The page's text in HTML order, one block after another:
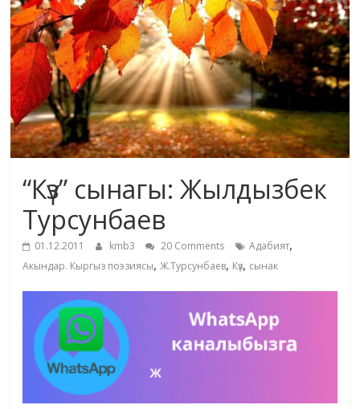
маданияты
жана
адабияты
“Күз” сынагы: Жылдызбек
Турсунбаев
01.12.2011 kmb3 20 Comments Адабият,
Акындар. Кыргыз поэзиясы,Ж.Турсунбаев, Күз, сынак